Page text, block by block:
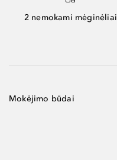
2 nemokami mėginėliai
Mokėjimo būdai